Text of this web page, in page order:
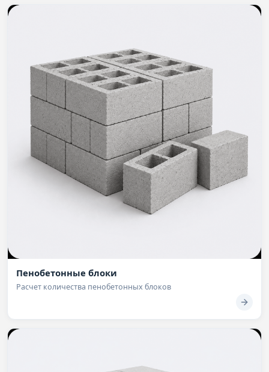
Пенобетонные блоки
Расчет количества пенобетонных блоков